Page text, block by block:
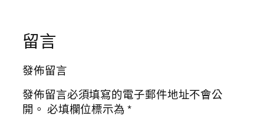
留言
發佈留言
發佈留言必須填寫的電子郵件地址不會公
開。 必填欄位標示為*